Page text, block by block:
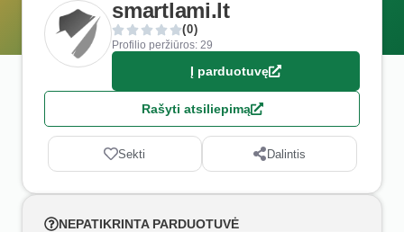
smartlami.lt
(0)
Profilio peržiūros: 29
Į parduotuvę
Rašyti atsiliepimą
Sekti Dalintis
NEPATIKRINTA PARDUOTUVĖ